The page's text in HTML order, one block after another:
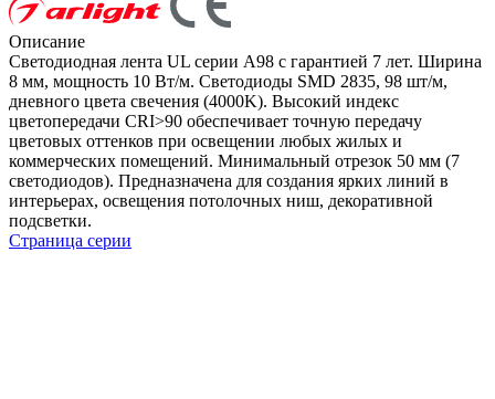
Описание
Светодиодная лента UL серии A98 с гарантией 7 лет. Ширина
8 мм, мощность 10 Вт/м. Светодиоды SMD 2835, 98 шт/м,
дневного цвета свечения (4000K). Высокий индекс
цветопередачи CRI>90 обеспечивает точную передачу
цветовых оттенков при освещении любых жилых и
коммерческих помещений. Минимальный отрезок 50 мм (7
светодиодов). Предназначена для создания ярких линий в
интерьерах, освещения потолочных ниш, декоративной
подсветки.
Страница серии